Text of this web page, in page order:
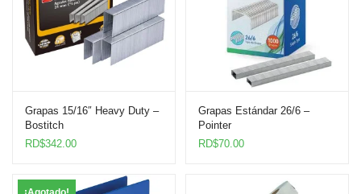
Grapas 15/16″ Heavy Duty –
Bostitch
RD$342.00
Grapas Estándar 26/6 –
Pointer
RD$70.00